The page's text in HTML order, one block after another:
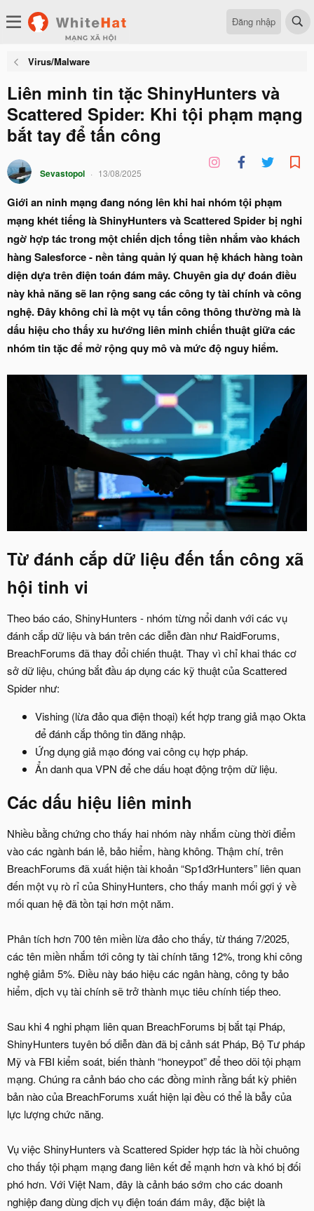
Đăng nhập
Virus/Malware
Liên minh tin tặc ShinyHunters và
Scattered Spider: Khi tội phạm mạng
bắt tay để tấn công
Sevastopol 13/08/2025
Giới an ninh mạng đang nóng lên khi hai nhóm tội phạm
mạng khét tiếng là ShinyHunters và Scattered Spider bị nghi
ngờ hợp tác trong một chiến dịch tống tiền nhắm vào khách
hàng Salesforce - nền tảng quản lý quan hệ khách hàng toàn
diện dựa trên điện toán đám mây. Chuyên gia dự đoán điều
này khả năng sẽ lan rộng sang các công ty tài chính và công
nghệ. Đây không chỉ là một vụ tấn công thông thường mà là
dấu hiệu cho thấy xu hướng liên minh chiến thuật giữa các
nhóm tin tặc để mở rộng quy mô và mức độ nguy hiểm.
Từ đánh cắp dữ liệu đến tấn công xã
hội tinh vi
Theo báo cáo, ShinyHunters - nhóm từng nổi danh với các vụ
đánh cắp dữ liệu và bán trên các diễn đàn như RaidForums,
BreachForums đã thay đổi chiến thuật. Thay vì chỉ khai thác cơ
sở dữ liệu, chúng bắt đầu áp dụng các kỹ thuật của Scattered
Spider như:
Vishing (lừa đảo qua điện thoại) kết hợp trang giả mạo Okta
để đánh cắp thông tin đăng nhập.
Ứng dụng giả mạo đóng vai công cụ hợp pháp.
Ẩn danh qua VPN để che dấu hoạt động trộm dữ liệu.
Các dấu hiệu liên minh​
Nhiều bằng chứng cho thấy hai nhóm này nhắm cùng thời điểm
vào các ngành bán lẻ, bảo hiểm, hàng không. Thậm chí, trên
BreachForums đã xuất hiện tài khoản “Sp1d3rHunters” liên quan
đến một vụ rò rỉ của ShinyHunters, cho thấy manh mối gợi ý về
mối quan hệ đã tồn tại hơn một năm.
Phân tích hơn 700 tên miền lừa đảo cho thấy, từ tháng 7/2025,
các tên miền nhắm tới công ty tài chính tăng 12%, trong khi công
nghệ giảm 5%. Điều này báo hiệu các ngân hàng, công ty bảo
hiểm, dịch vụ tài chính sẽ trở thành mục tiêu chính tiếp theo.
Sau khi 4 nghi phạm liên quan BreachForums bị bắt tại Pháp,
ShinyHunters tuyên bố diễn đàn đã bị cảnh sát Pháp, Bộ Tư pháp
Mỹ và FBI kiểm soát, biến thành “honeypot” để theo dõi tội phạm
mạng. Chúng ra cảnh báo cho các đồng minh rằng bất kỳ phiên
bản nào của BreachForums xuất hiện lại đều có thể là bẫy của
lực lượng chức năng.
Vụ việc ShinyHunters và Scattered Spider hợp tác là hồi chuông
cho thấy tội phạm mạng đang liên kết để mạnh hơn và khó bị đối
phó hơn. Với Việt Nam, đây là cảnh báo sớm cho các doanh
nghiệp đang dùng dịch vụ điện toán đám mây, đặc biệt là